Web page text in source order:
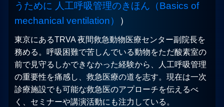
うために 人工呼吸管理のきほん（Basics of
mechanical ventilation）
）
東京にあるTRVA 夜間救急動物医療センター副院長を
務める。呼吸困難で苦しんでいる動物をただ酸素室の
前で見守るしかできなかった経験から、人工呼吸管理
の重要性を痛感し、救急医療の道を志す。現在は一次
診療施設でも可能な救急医のアプローチを伝えるべ
く、セミナーや講演活動にも注力している。